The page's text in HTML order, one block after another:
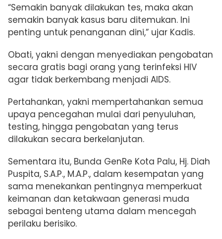
“Semakin banyak dilakukan tes, maka akan
semakin banyak kasus baru ditemukan. Ini
penting untuk penanganan dini,” ujar Kadis.
Obati, yakni dengan menyediakan pengobatan
secara gratis bagi orang yang terinfeksi HIV
agar tidak berkembang menjadi AIDS.
Pertahankan, yakni mempertahankan semua
upaya pencegahan mulai dari penyuluhan,
testing, hingga pengobatan yang terus
dilakukan secara berkelanjutan.
Sementara itu, Bunda GenRe Kota Palu, Hj. Diah
Puspita, S.A.P., M.A.P., dalam kesempatan yang
sama menekankan pentingnya memperkuat
keimanan dan ketakwaan generasi muda
sebagai benteng utama dalam mencegah
perilaku berisiko.